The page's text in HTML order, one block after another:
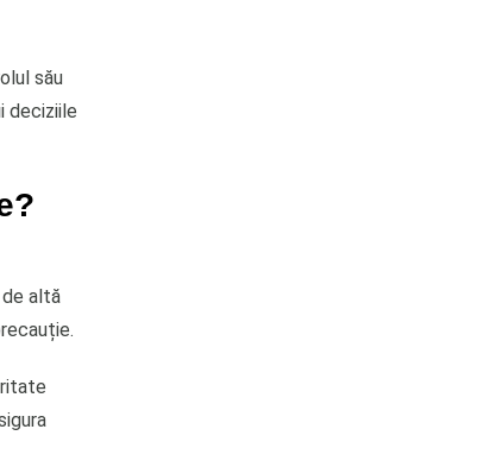
său
deciziile
altă